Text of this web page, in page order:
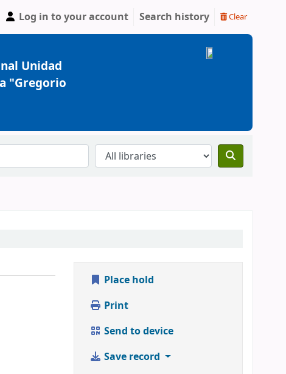
Log in to your account Search history Clear
Unidad
"Gregorio
Place hold
Print
Send to device
Save record